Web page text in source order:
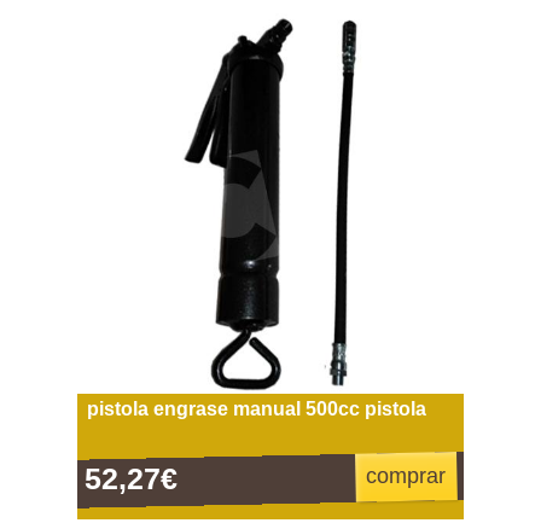
pistola engrase manual 500cc pistola
52,27€ comprar